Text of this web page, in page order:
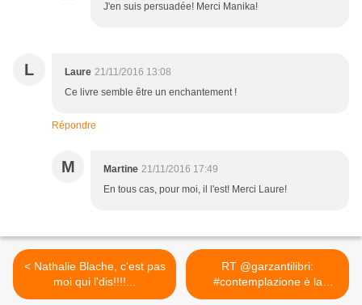
J'en suis persuadée! Merci Manika!
L Laure 21/11/2016 13:08
Ce livre semble être un enchantement !
Répondre
M Martine 21/11/2016 17:49
En tous cas, pour moi, il l'est! Merci Laure!
< Nathalie Blache, c'est pas
moi qui l'dis!!!!...
RT @garzantilibri:
#contemplazione è la
regola... >